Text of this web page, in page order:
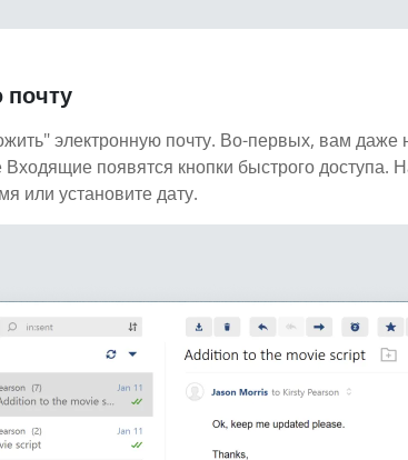
электронную почту. Во-первых, вам
появятся кнопки быстрого доступа.
или установите дату.